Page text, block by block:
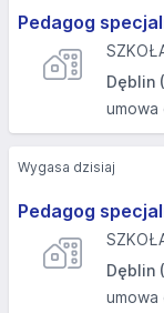
Pedagog
Dęblin
umowa
Pedagog
Dęblin
umowa
Wygasa dzisiaj